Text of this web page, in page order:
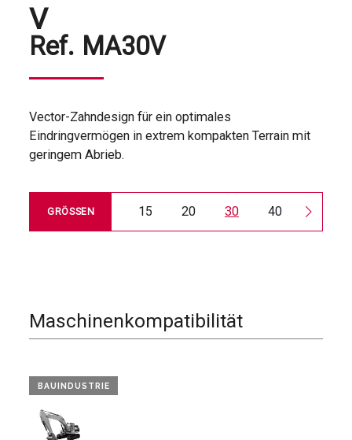
V
Ref. MA30V
Vector-Zahndesign für ein optimales
Eindringvermögen in extrem kompakten Terrain mit
geringem Abrieb.
GRÖSSEN 15 20 30 40 50
Maschinenkompatibilität
BAUINDUSTRIE